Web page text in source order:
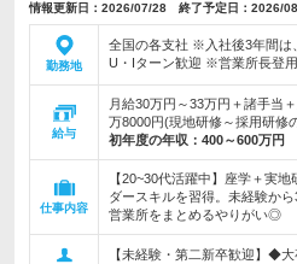
情報更新日：2026/07/28 終了予定日：2026/
勤務地
全国の各支社 ※入社後3年間
U・Iターン歓迎 ※営業所長登
給与
月給30万円～33万円＋諸手当
万8000円(現地研修～採用研修
初年度の年収： 400～600万円
仕事内容
【20~30代活躍中】座学＋実
ダースキルを習得。未経験か
営業所をまとめるやりがい◎
【未経験・第二新卒歓迎】◆